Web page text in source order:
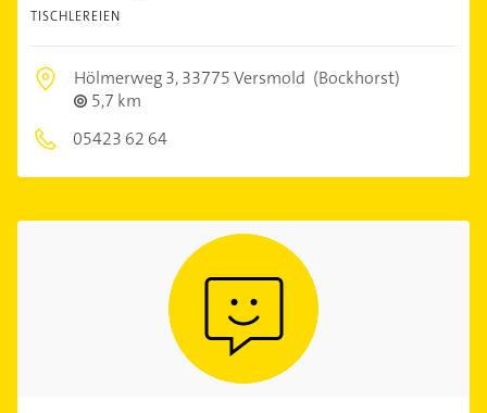
TISCHLEREIEN
Hölmerweg 3,33775 Versmold (Bockhorst)
5,7 km
05423 62 64